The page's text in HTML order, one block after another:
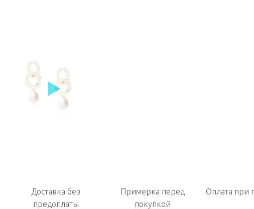
Доставка без
предоплаты
Примерка перед
покупкой
Оплата при